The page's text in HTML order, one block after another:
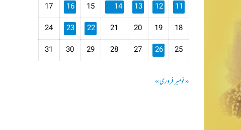
11
12
13
14
15
16
17
18
19
20
21
22
23
24
25
26
27
28
29
30
31
« نومبرفروری »